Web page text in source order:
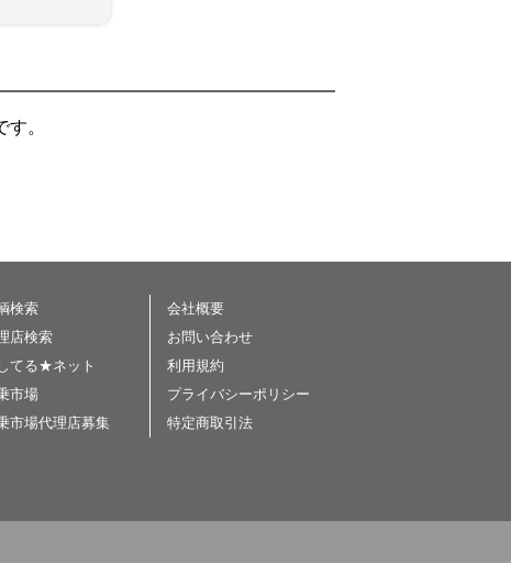
。
検索
店検索
てる★ネット
市場
市場代理店募集
会社概要
お問い合わせ
利用規約
プライバシーポリシー
特定商取引法